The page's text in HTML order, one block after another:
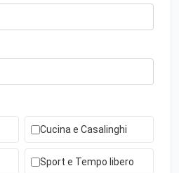
Cucina e Casalinghi
Sport e Tempo libero